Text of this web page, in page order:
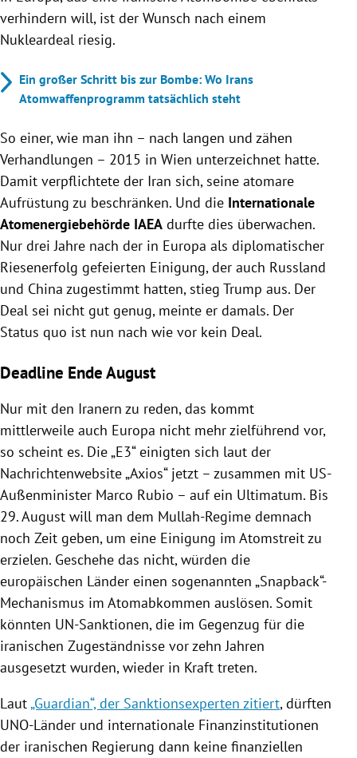
verhindern will, ist der Wunsch nach einem
Nukleardeal riesig.
Ein großer Schritt bis zur Bombe: Wo Irans
Atomwaffenprogramm tatsächlich steht
So einer, wie man ihn – nach langen und zähen
Verhandlungen – 2015 in Wien unterzeichnet hatte.
Damit verpflichtete der Iran sich, seine atomare
Aufrüstung zu beschränken. Und die Internationale
Atomenergiebehörde IAEA durfte dies überwachen.
Nur drei Jahre nach der in Europa als diplomatischer
Riesenerfolg gefeierten Einigung, der auch Russland
und China zugestimmt hatten, stieg Trump aus. Der
Deal sei nicht gut genug, meinte er damals. Der
Status quo ist nun nach wie vor kein Deal.
Deadline Ende August
Nur mit den Iranern zu reden, das kommt
mittlerweile auch Europa nicht mehr zielführend vor,
so scheint es. Die „E3“ einigten sich laut der
Nachrichtenwebsite „Axios“ jetzt – zusammen mit US-
Außenminister Marco Rubio – auf ein Ultimatum. Bis
29. August will man dem Mullah-Regime demnach
noch Zeit geben, um eine Einigung im Atomstreit zu
erzielen. Geschehe das nicht, würden die
europäischen Länder einen sogenannten „Snapback“-
Mechanismus im Atomabkommen auslösen. Somit
könnten UN-Sanktionen, die im Gegenzug für die
iranischen Zugeständnisse vor zehn Jahren
ausgesetzt wurden, wieder in Kraft treten.
Laut„Guardian“, der Sanktionsexperten zitiert, dürften
UNO-Länder und internationale Finanzinstitutionen
der iranischen Regierung dann keine finanziellen